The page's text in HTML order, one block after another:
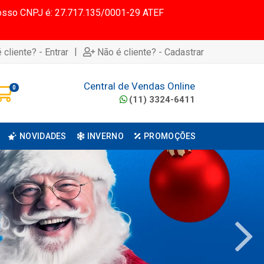
CNPJ é: 27.717.135/0001-29 ATEF
cliente? - Entrar | Não é cliente? - Cadastrar
0 Central de Vendas Online
(11) 3324-6411
NOVIDADES INVERNO PROMOÇÕES